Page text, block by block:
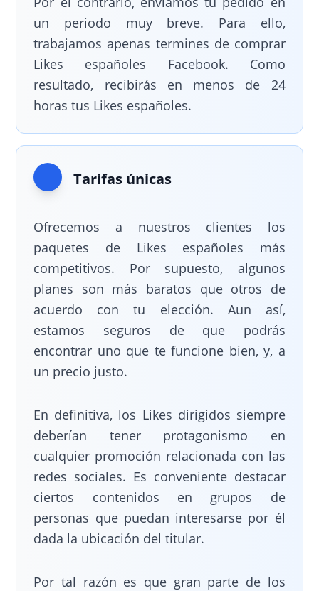
un periodo muy breve. Para ello,
trabajamos apenas termines de comprar
Likes españoles Facebook. Como
resultado, recibirás en menos de 24
horas tus Likes españoles.
Tarifas únicas
Ofrecemos a nuestros clientes los
paquetes de Likes españoles más
competitivos. Por supuesto, algunos
planes son más baratos que otros de
acuerdo con tu elección. Aun así,
estamos seguros de que podrás
encontrar uno que te funcione bien, y, a
un precio justo.
En definitiva, los Likes dirigidos siempre
deberían tener protagonismo en
cualquier promoción relacionada con las
redes sociales. Es conveniente destacar
ciertos contenidos en grupos de
personas que puedan interesarse por él
dada la ubicación del titular.
Por tal razón es que gran parte de los